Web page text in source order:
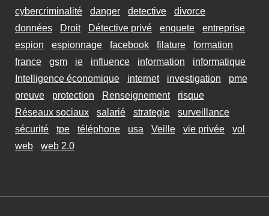
cybercriminalité
danger detective
divorce
données
Droit Détective privé enquete
entreprise
espion
espionnage facebook filature
formation
france
gsm ie influence information
informatique
Intelligence économique
internet investigation
pme
preuve
protection Renseignement
risque
Réseaux sociaux
salarié strategie
surveillance
sécurité
tpe téléphone usa Veille vie privée
vol
web
web 2.0